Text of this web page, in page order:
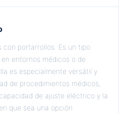
portarrollos. Es un tipo
entornos médicos o de
es especialmente versátil y
de procedimientos médicos,
de ajuste eléctrico y la
que sea una opción